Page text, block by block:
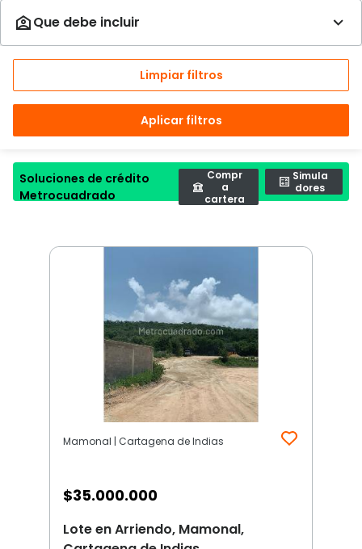
Limpiar filtros
Aplicar filtros
Soluciones de crédito
Metrocuadrado
Compr
a
cartera
Simula
dores
Mamonal | Cartagena de Indias
$35.000.000
Lote en Arriendo, Mamonal,